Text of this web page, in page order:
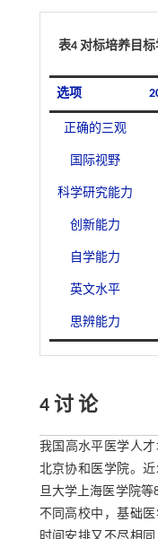
表4 对标培养目
选项
正确的三观
国际视野
科学研究能力
创新能力
自学能力
英文水平
思辨能力
4 讨 论
我国高水平医学人
北京协和医学院。
旦大学上海医学院等
不同高校中，基础